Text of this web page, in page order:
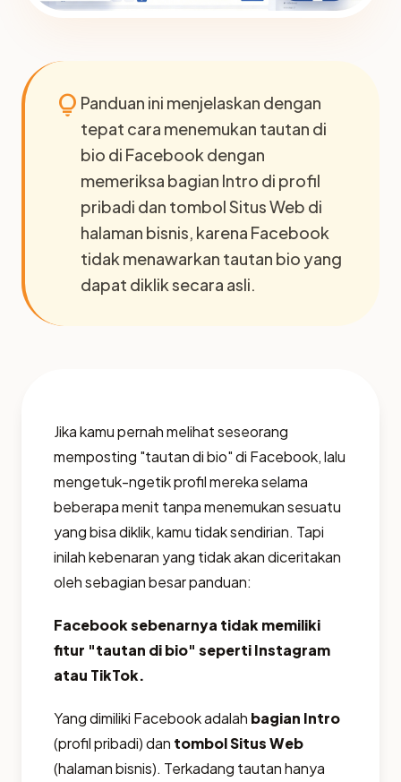
lightbulb Panduan ini menjelaskan dengan
tepat cara menemukan tautan di
bio di Facebook dengan
memeriksa bagian Intro di profil
pribadi dan tombol Situs Web di
halaman bisnis, karena Facebook
tidak menawarkan tautan bio yang
dapat diklik secara asli.
Jika kamu pernah melihat seseorang
memposting "tautan di bio" di Facebook, lalu
mengetuk-ngetik profil mereka selama
beberapa menit tanpa menemukan sesuatu
yang bisa diklik, kamu tidak sendirian. Tapi
inilah kebenaran yang tidak akan diceritakan
oleh sebagian besar panduan:
Facebook sebenarnya tidak memiliki
fitur "tautan di bio" seperti Instagram
atau TikTok.
Yang dimiliki Facebook adalah bagian Intro
(profil pribadi) dan tombol Situs Web
(halaman bisnis). Terkadang tautan hanya